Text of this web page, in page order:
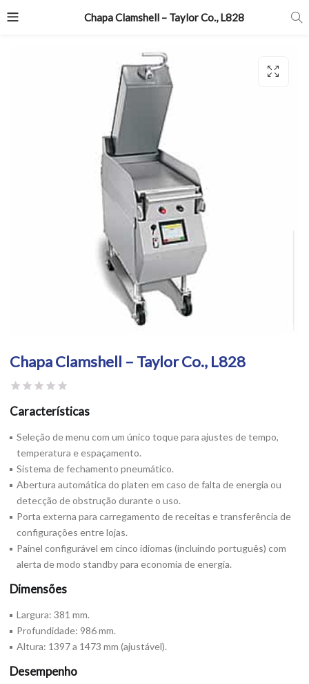
Chapa Clamshell – Taylor Co., L828
Chapa Clamshell – Taylor Co., L828
Características
Seleção de menu com um único toque para ajustes de tempo,
temperatura e espaçamento.
Sistema de fechamento pneumático.
Abertura automática do platen em caso de falta de energia ou
detecção de obstrução durante o uso.
Porta externa para carregamento de receitas e transferência de
configurações entre lojas.
Painel configurável em cinco idiomas (incluindo português) com
alerta de modo standby para economia de energia.
Dimensões
Largura: 381 mm.
Profundidade: 986 mm.
Altura: 1397 a 1473 mm (ajustável).
Desempenho